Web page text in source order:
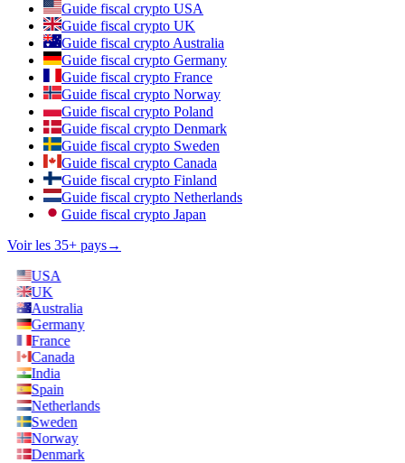
Guide fiscal crypto USA
Guide fiscal crypto UK
Guide fiscal crypto Australia
Guide fiscal crypto Germany
Guide fiscal crypto France
Guide fiscal crypto Norway
Guide fiscal crypto Poland
Guide fiscal crypto Denmark
Guide fiscal crypto Sweden
Guide fiscal crypto Canada
Guide fiscal crypto Finland
Guide fiscal crypto Netherlands
Guide fiscal crypto Japan
Voir les 35+ pays→
USA
UK
Australia
Germany
France
Canada
India
Spain
Netherlands
Sweden
Norway
Denmark